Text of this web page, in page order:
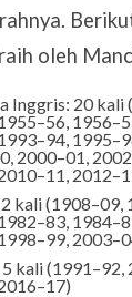
oleh
Inggris: 20 kali
2000–01,
kali (1908–09,
5 kali (1991–92,